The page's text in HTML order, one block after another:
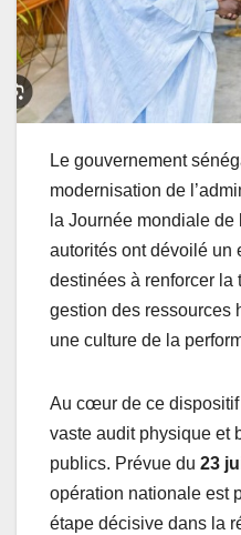
Le gouvernement
modernisation de
la Journée mondiale
autorités ont dévoilé un
destinées à renforcer la
gestion des ressources
une culture de la
Au cœur de ce dispositif
vaste audit physique et
publics. Prévue du 23
opération nationale est
étape décisive dans la